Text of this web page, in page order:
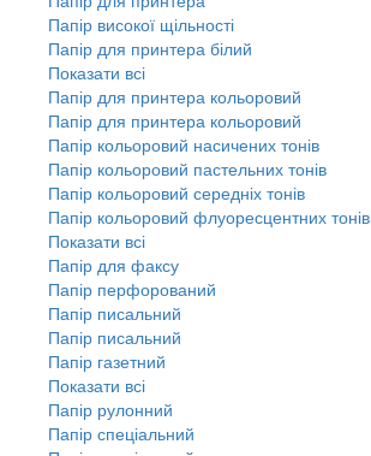
Папір високої щільності
Папір для принтера білий
Показати всі
Папір для принтера кольоровий
Папір для принтера кольоровий
Папір кольоровий насичених тонів
Папір кольоровий пастельних тонів
Папір кольоровий середніх тонів
Папір кольоровий флуоресцентних тонів
Показати всі
Папір для факсу
Папір перфорований
Папір писальний
Папір писальний
Папір газетний
Показати всі
Папір рулонний
Папір спеціальний